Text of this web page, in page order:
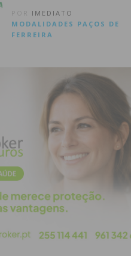
IMEDIATO
MODALIDADES PAÇOS DE
FERREIRA